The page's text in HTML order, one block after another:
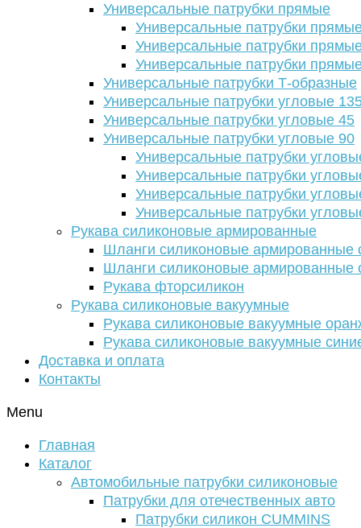
Универсальные патрубки прямые
Универсальные патрубки
Универсальные патрубки
Универсальные патрубки
Универсальные патрубки Т-образные
Универсальные патрубки угловые
Универсальные патрубки угловые 45
Универсальные патрубки угловые 90
Универсальные патрубки
Универсальные патрубки
Универсальные патрубки
Универсальные патрубки
Рукава силиконовые армированные
Шланги силиконовые армированные
Шланги силиконовые армированные
Рукава фторсиликон
Рукава силиконовые вакуумные
Рукава силиконовые вакуумные
Рукава силиконовые вакуумные
Доставка и оплата
Контакты
Menu
Главная
Каталог
Автомобильные патрубки силиконовые
Патрубки для отечественных авто
Патрубки силикон CUMMINS